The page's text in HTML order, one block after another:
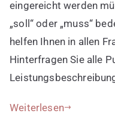
eingereicht werden
„soll“ oder „muss“
helfen Ihnen in allen
Hinterfragen Sie alle
Weiterlesen